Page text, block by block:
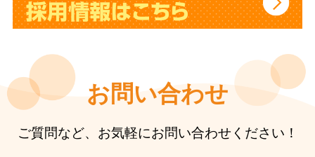
お問い合わせ
ご質問など、お気軽にお問い合わせください！